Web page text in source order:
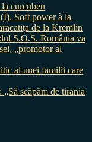
curcubeu
Soft power à la
de la Kremlin
S.O.S. România va
„promotor al
al unei familii care
scăpăm de tirania